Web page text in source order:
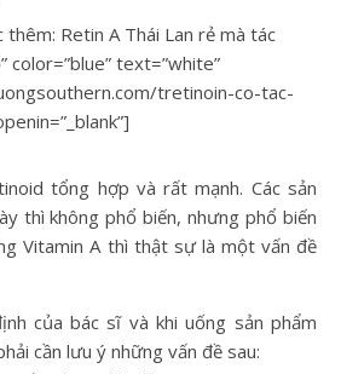
Retin A Thái Lan rẻ mà tác
color=”blue” text=”white”
tretinoin-co-tac-
tổng hợp và rất mạnh. Các sản
thì không phổ biến, nhưng phổ biến
Vitamin A thì thật sự là một vấn đề
của bác sĩ và khi uống sản phẩm
cần lưu ý những vấn đề sau: